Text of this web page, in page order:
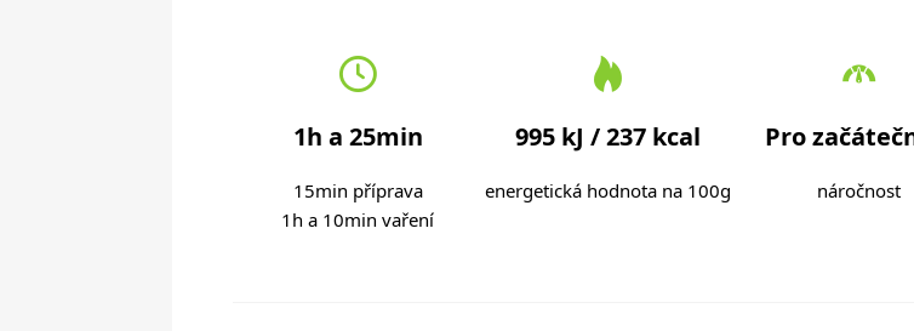
1h a 25min
15min příprava
1h a 10min vaření
995 kJ / 237 kcal
energetická hodnota na 100g
Pro
náročnost